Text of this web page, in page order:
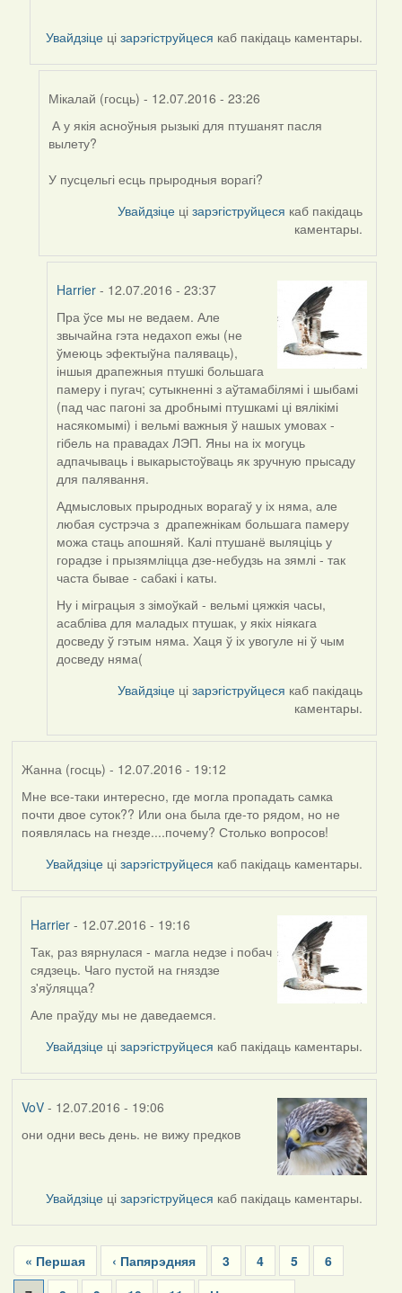
Увайдзіце цізарэгіструйцеся каб пакідаць каментары.
Мікалай (госць) - 12.07.2016 - 23:26
In
reply
by
А у якія асноўныя рызыкі для птушанят пасля
вылету?
У пусцельгі есць прыродныя ворагі?
Увайдзіце цізарэгіструйцеся каб пакідаць
каментары.
Harrier - 12.07.2016 - 23:37
In
reply
to
by
Мікалай
(госць)
Пра ўсе мы не ведаем. Але
звычайна гэта недахоп ежы (не
ўмеюць эфектыўна паляваць),
іншыя драпежныя птушкі большага
памеру і пугач; сутыкненні з аўтамабілямі і шыбамі
(пад час пагоні за дробнымі птушкамі ці вялікімі
насякомымі) і вельмі важныя ў нашых умовах -
гібель на правадах ЛЭП. Яны на іх могуць
адпачываць і выкарыстоўваць як зручную прысаду
для палявання.
Адмысловых прыродных ворагаў у іх няма, але
любая сустрэча з драпежнікам большага памеру
можа стаць апошняй. Калі птушанё выляціць у
горадзе і прызямліцца дзе-небудзь на зямлі - так
часта бывае - сабакі і каты.
Ну і міграцыя з зімоўкай - вельмі цяжкія часы,
асабліва для маладых птушак, у якіх ніякага
досведу ў гэтым няма. Хаця ў іх увогуле ні ў чым
досведу няма(
Увайдзіце цізарэгіструйцеся каб пакідаць
каментары.
Жанна (госць) - 12.07.2016 - 19:12
Мне все-таки интересно, где могла пропадать самка
почти двое суток?? Или она была где-то рядом, но не
появлялась на гнезде....почему? Столько вопросов!
Увайдзіце цізарэгіструйцеся каб пакідаць каментары.
Harrier - 12.07.2016 - 19:16
In
reply
to
by
(госць)
Так, раз вярнулася - магла недзе і побач
сядзець. Чаго пустой на гняздзе
з'яўляцца?
Але праўду мы не даведаемся.
Увайдзіце цізарэгіструйцеся каб пакідаць каментары.
VoV- 12.07.2016 - 19:06
они одни весь день. не вижу предков
Увайдзіце цізарэгіструйцеся каб пакідаць каментары.
Pagination
First
page
« Першая
Previous
page
‹ Папярэдняя Page
3 Page
4 Page
5 Page
6